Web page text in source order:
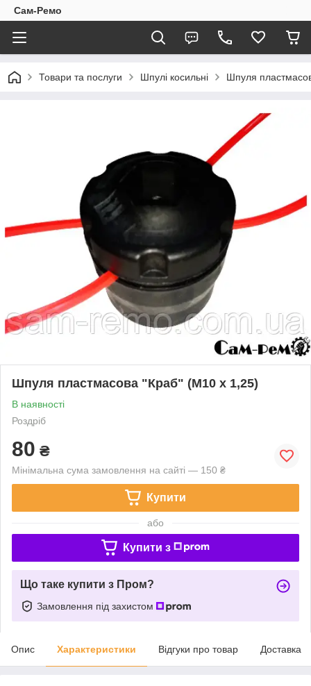
Сам-Ремо
Товари та послуги Шпулі косильні Шпуля
Шпуля пластмасова "Краб" (M10 x 1,25)
В наявності
Роздріб
80 ₴
Мінімальна сума замовлення на сайті — 150 ₴
Купити
або
Купити з
Що таке купити з Пром?
Замовлення під захистом
Опис Характеристики Відгуки про товар Доставка